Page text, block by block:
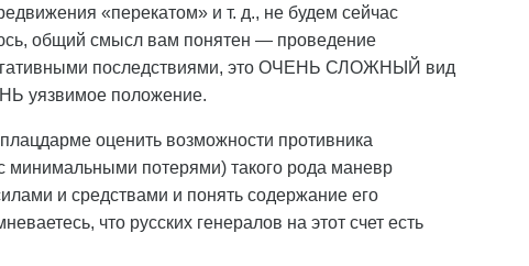
«перекатом» и т. д., не будем сейчас
общий смысл вам понятен — проведение
последствиями, это ОЧЕНЬ СЛОЖНЫЙ вид
уязвимое положение.
оценить возможности противника
минимальными потерями) такого рода маневр
и средствами и понять содержание его
что русских генералов на этот счет есть